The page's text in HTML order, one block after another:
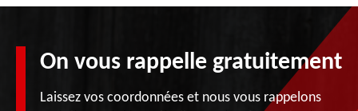
On vous rappelle gratuitement
Laissez vos coordonnées et nous vous rappelons